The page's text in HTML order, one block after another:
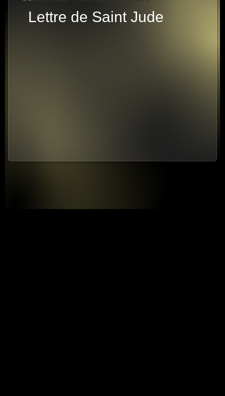
Lettre de Saint Jude